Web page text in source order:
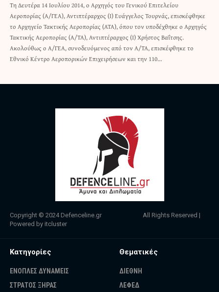
Τη Δευτέρα 14 Ιουλίου 2014, o Αρχηγός του Γενικού Επιτελείου
Αεροπορίας (Α/ΓΕΑ), Αντιπτέραρχος (Ι) Ευάγγελος Τουρνάς, επισκέφθηκε
το Αρχηγείο Τακτικής Αεροπορίας (ΑΤΑ), όπου τον υποδέχθηκε ο Αρχηγός
Τακτικής Αεροπορίας (Α/ΤΑ), Αντιπτέραρχος (Ι) Χρήστος Βαΐτσης.
Ακολούθως ο Α/ΓΕΑ, συνοδευόμενος από τον Α/ΤΑ, επισκέφθηκε το
Εθνικό Κέντρο Αεροπορικών Επιχειρήσεων και την 110…
Copyright © 2024 Defenceline.gr All Rights Reserved |
Powered by itcluster
Κατηγορίες
ΕΝΟΠΛΕΣ ΔΥΝΑΜΕΙΣ
ΣΤΡΑΤΟΣ ΞΗΡΑΣ
Θεματικές
ΔΙΕΘΝΗ
ΛΕΦΕΔ